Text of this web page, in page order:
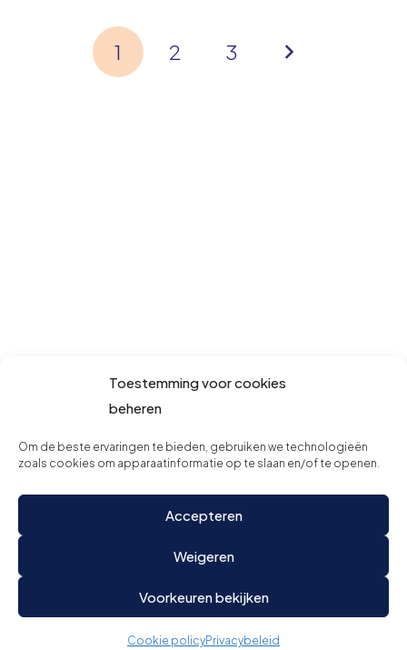
Toestemming voor cookies
beheren
Om de beste ervaringen te bieden, gebruiken we technologieën
zoals cookies om apparaatinformatie op te slaan en/of te openen.
Accepteren
Weigeren
Voorkeuren bekijken
Cookie policyPrivacybeleid
1 2 3